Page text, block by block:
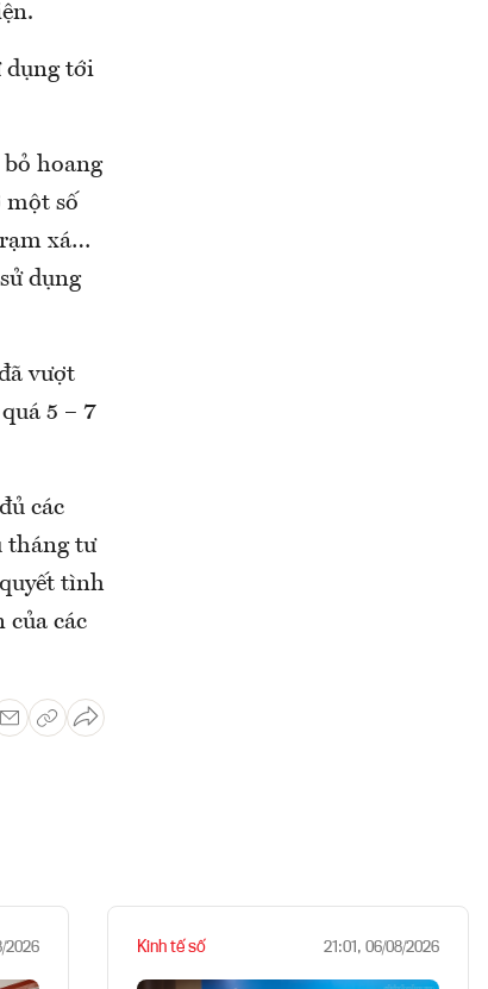
dụng tới
hoang
một số
xá…
dụng
vượt
5 – 7
các
tháng tư
tình
của các
2026 Kinh tế số 21:01, 06/08/2026